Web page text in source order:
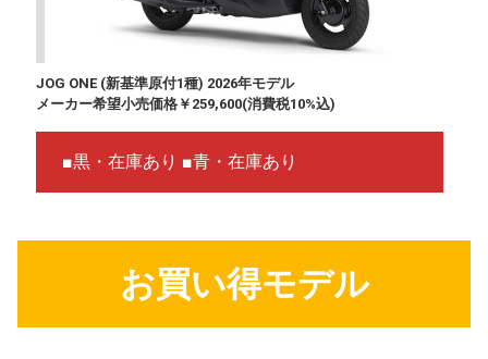
JOG ONE (新基準原付1種) 2026年モデル
メーカー希望小売価格￥259,600(消費税10%込)
■黒・在庫あり ■青・在庫あり
お買い得モデル